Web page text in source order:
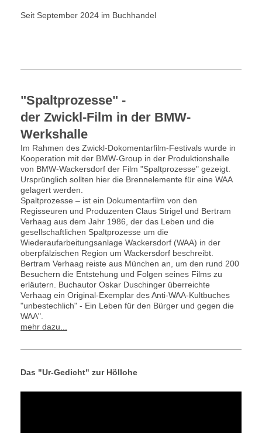
Seit September 2024 im Buchhandel
"Spaltprozesse" -
der Zwickl-Film in der BMW-
Werkshalle
Im Rahmen des Zwickl-Dokomentarfilm-Festivals wurde in
Kooperation mit der BMW-Group in der Produktionshalle
von BMW-Wackersdorf der Film "Spaltprozesse" gezeigt.
Ursprünglich sollten hier die Brennelemente für eine WAA
gelagert werden.
Spaltprozesse – ist ein Dokumentarfilm von den
Regisseuren und Produzenten Claus Strigel und Bertram
Verhaag aus dem Jahr 1986, der das Leben und die
gesellschaftlichen Spaltprozesse um die
Wiederaufarbeitungsanlage Wackersdorf (WAA) in der
oberpfälzischen Region um Wackersdorf beschreibt.
Bertram Verhaag reiste aus München an, um den rund 200
Besuchern die Entstehung und Folgen seines Films zu
erläutern. Buchautor Oskar Duschinger überreichte
Verhaag ein Original-Exemplar des Anti-WAA-Kultbuches
"unbestechlich" - Ein Leben für den Bürger und gegen die
WAA".
mehr dazu...
Das "Ur-Gedicht" zur Höllohe